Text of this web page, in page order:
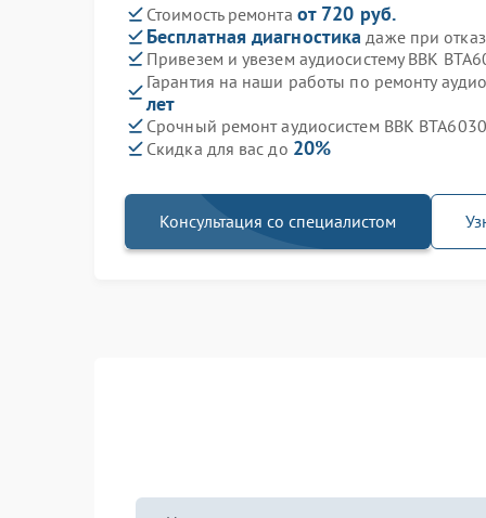
Стоимость ремонта от 720 руб.
Бесплатная диагностика даже при
Привезем и увезем аудиосистему BBK
Гарантия на наши работы по ремонту
лет
Срочный ремонт аудиосистем BBK
Скидка для вас до 20%
Консультация со специалистом